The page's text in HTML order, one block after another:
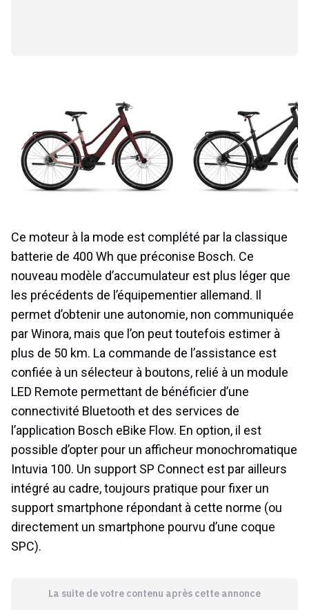
Ce moteur à la mode est complété par la classique
batterie de 400 Wh que préconise Bosch. Ce
nouveau modèle d’accumulateur est plus léger que
les précédents de l’équipementier allemand. Il
permet d’obtenir une autonomie, non communiquée
par Winora, mais que l’on peut toutefois estimer à
plus de 50 km. La commande de l’assistance est
confiée à un sélecteur à boutons, relié à un module
LED Remote permettant de bénéficier d’une
connectivité Bluetooth et des services de
l’application Bosch eBike Flow. En option, il est
possible d’opter pour un afficheur monochromatique
Intuvia 100. Un support SP Connect est par ailleurs
intégré au cadre, toujours pratique pour fixer un
support smartphone répondant à cette norme (ou
directement un smartphone pourvu d’une coque
SPC).
La suite de votre contenu après cette annonce